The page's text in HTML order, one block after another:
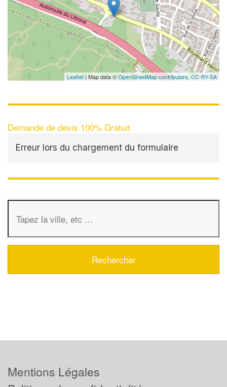
Leaflet | Map data ©OpenStreetMap contributors, CC-BY-SA
Demande de devis 100% Gratuit
Erreur lors du chargement du formulaire
Mentions Légales